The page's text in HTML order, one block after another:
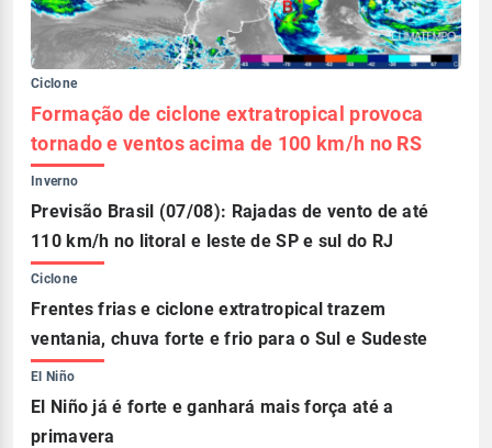
Ciclone
Formação de ciclone extratropical provoca
tornado e ventos acima de 100 km/h no RS
Inverno
Previsão Brasil (07/08): Rajadas de vento de até
110 km/h no litoral e leste de SP e sul do RJ
Ciclone
Frentes frias e ciclone extratropical trazem
ventania, chuva forte e frio para o Sul e Sudeste
El Niño
El Niño já é forte e ganhará mais força até a
primavera